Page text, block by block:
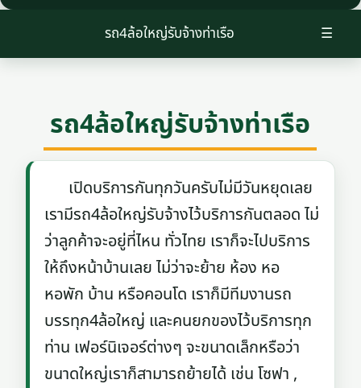
☰
รถ4ล้อใหญ่รับจ้างท่าเรือ
รถ4ล้อใหญ่รับจ้างท่าเรือ
เปิดบริการกันทุกวันครับไม่มีวันหยุดเลย
เรามีรถ4ล้อใหญ่รับจ้างไว้บริการกันตลอด ไม่
ว่าลูกค้าจะอยู่ที่ไหน ทั่วไทย เราก็จะไปบริการ
ให้ถึงหน้าบ้านเลย ไม่ว่าจะย้าย ห้อง หอ
หอพัก บ้าน หรือคอนโด เราก็มีทีมงานรถ
บรรทุก4ล้อใหญ่ และคนยกของไว้บริการทุก
ท่าน เฟอร์นิเจอร์ต่างๆ จะขนาดเล็กหรือว่า
ขนาดใหญ่เราก็สามารถย้ายได้ เช่น โซฟา ,